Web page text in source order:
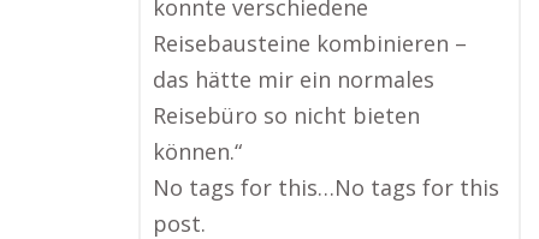
konnte verschiedene
Reisebausteine kombinieren –
das hätte mir ein normales
Reisebüro so nicht bieten
können.“
No tags for this…No tags for this
post.